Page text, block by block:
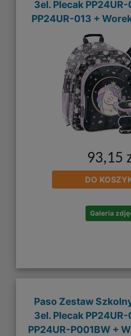
3el. Plecak
PP24UR-013 +
93,15
DO
Galeria
Paso Zestaw
3el. Plecak
PP24UR-P001BW +